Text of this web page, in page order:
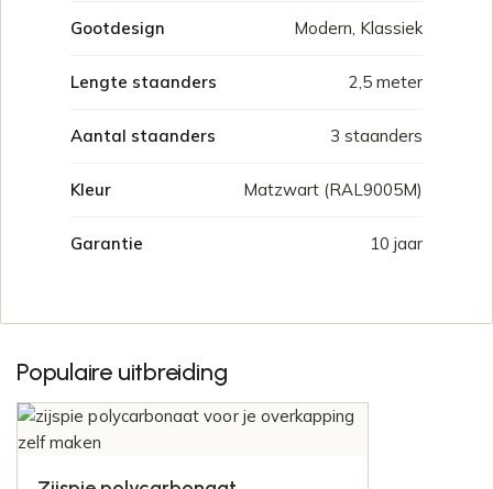
Gootdesign Modern, Klassiek
Lengte staanders 2,5 meter
Aantal staanders 3 staanders
Kleur Matzwart (RAL9005M)
Garantie 10 jaar
Populaire uitbreiding